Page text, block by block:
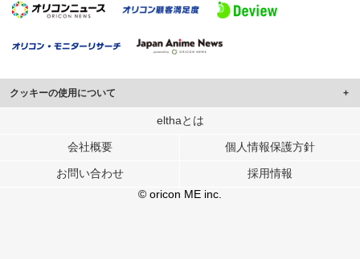
クッキーの使用について
このサイトでは Cookie を使用して、ユーザーに合わせたコンテンツや広告の
行っています。
メディアや広告配信、データ解析の各パートナーに提供しています。
ユーザーが各パートナーのサービスを使用したときに収集した他の情報を組み
elthaとは
会社概要 個人情報保護方針
お問い合わせ
採用情報
© oricon ME inc.